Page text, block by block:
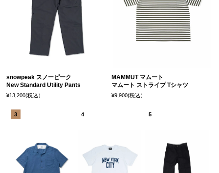
snowpeak スノーピーク
New Standard Utility Pants
¥13,200(税込）
MAMMUT マムート
マムート ストライプ Tシャツ
¥9,900(税込）